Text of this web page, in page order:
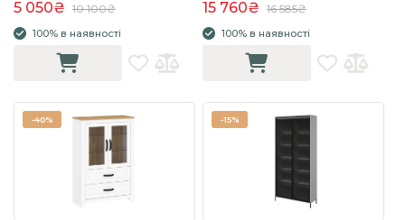
5 050₴ 10 100₴
100% в наявності
15 760₴ 16 585₴
100% в наявності
-40% -15%